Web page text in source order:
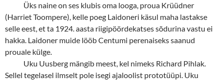
Üks naine on ses klubis oma looga, proua Krüüdner
(Harriet Toompere), kelle poeg Laidoneri käsul maha lastakse
selle eest, et ta 1924. aasta riigipöördekatses sõdurina vastu ei
hakka. Laidoner muide lööb Centumi perenaiseks saanud
prouale külge.
Uku Uusberg mängib meest, kel nimeks Richard Pihlak.
Sellel tegelasel ilmselt pole isegi ajaloolist prototüüpi. Uku